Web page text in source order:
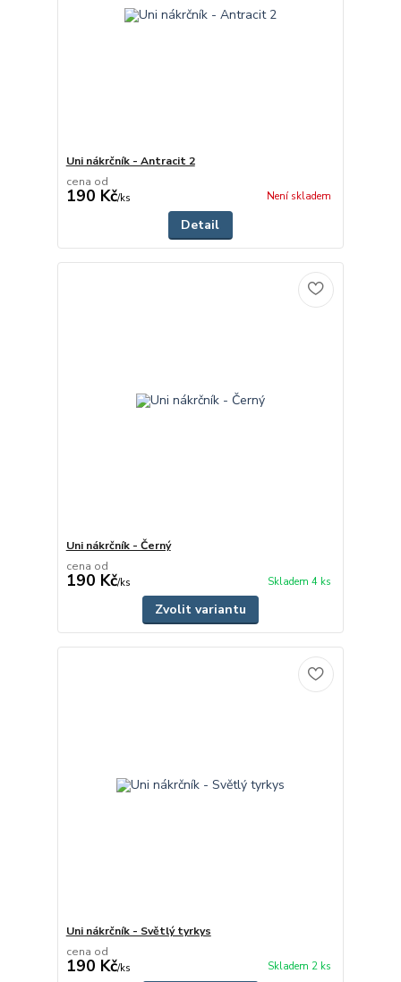
Uni nákrčník - Antracit 2
cena od
190 Kč/ks Není skladem
Detail
Uni nákrčník - Černý
cena od
190 Kč/ks Skladem 4 ks
Zvolit variantu
Uni nákrčník - Světlý tyrkys
cena od
190 Kč/ks Skladem 2 ks